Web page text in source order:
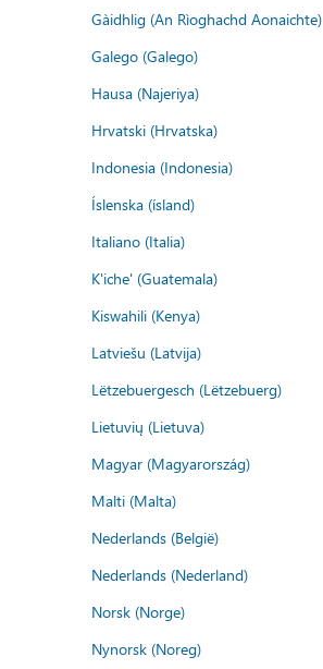
Gàidhlig (An Rìoghachd Aonaichte)
Galego (Galego)
Hausa (Najeriya)
Hrvatski (Hrvatska)
Indonesia (Indonesia)
Íslenska (ísland)
Italiano (Italia)
K'iche' (Guatemala)
Kiswahili (Kenya)
Latviešu (Latvija)
Lëtzebuergesch (Lëtzebuerg)
Lietuvių (Lietuva)
Magyar (Magyarország)
Malti (Malta)
Nederlands (België)
Nederlands (Nederland)
Norsk (Norge)
Nynorsk (Noreg)